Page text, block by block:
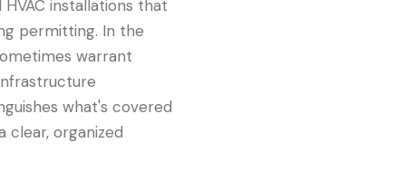
installations that
permitting. In the
warrant
what's covered
clear, organized